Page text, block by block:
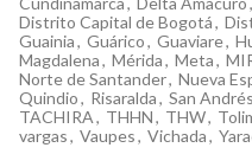
Distrito Capital de Bogotá,
Guainia, Guárico, Guaviare,
Magdalena, Mérida, Meta,
Norte de Santander, Nueva
Quindio, Risaralda, San
TACHIRA, THHN, THW,
vargas, Vaupes, Vichada,